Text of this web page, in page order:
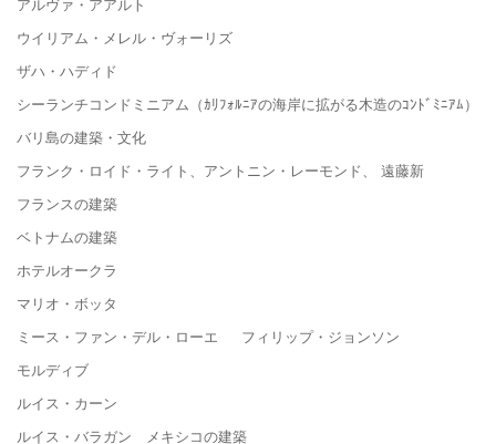
ウイリアム・メレル・ヴォーリズ
ザハ・ハディド
シーランチコンドミニアム（ｶﾘﾌｫﾙﾆｱの海岸に拡がる木造のｺﾝﾄﾞﾐﾆｱﾑ）
バリ島の建築・文化
フランク・ロイド・ライト、アントニン・レーモンド、 遠藤新
フランスの建築
ベトナムの建築
ホテルオークラ
マリオ・ボッタ
ミース・ファン・デル・ローエ フィリップ・ジョンソン
モルディブ
ルイス・カーン
ルイス・バラガン メキシコの建築